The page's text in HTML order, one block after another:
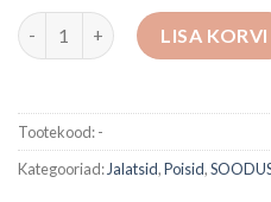
Sandaletid kogus LISA KORVI
Tootekood:-
Kategooriad: Jalatsid,Poisid,